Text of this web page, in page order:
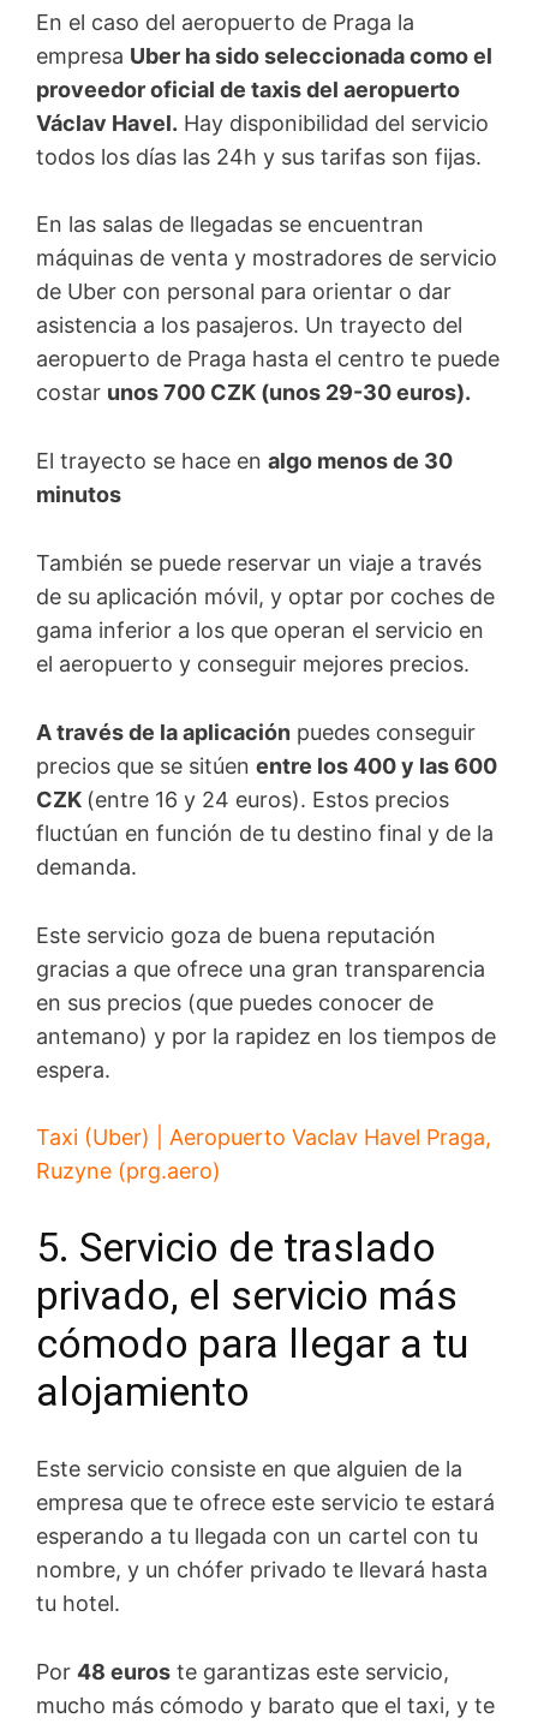
En el caso del aeropuerto de Praga la
empresa Uber ha sido seleccionada como el
proveedor oficial de taxis del aeropuerto
Václav Havel. Hay disponibilidad del servicio
todos los días las 24h y sus tarifas son fijas.
En las salas de llegadas se encuentran
máquinas de venta y mostradores de servicio
de Uber con personal para orientar o dar
asistencia a los pasajeros. Un trayecto del
aeropuerto de Praga hasta el centro te puede
costar unos 700 CZK (unos 29-30 euros).
El trayecto se hace en algo menos de 30
minutos
También se puede reservar un viaje a través
de su aplicación móvil, y optar por coches de
gama inferior a los que operan el servicio en
el aeropuerto y conseguir mejores precios.
A través de la aplicación puedes conseguir
precios que se sitúen entre los 400 y las 600
CZK (entre 16 y 24 euros). Estos precios
fluctúan en función de tu destino final y de la
demanda.
Este servicio goza de buena reputación
gracias a que ofrece una gran transparencia
en sus precios (que puedes conocer de
antemano) y por la rapidez en los tiempos de
espera.
Taxi (Uber) | Aeropuerto Vaclav Havel Praga,
Ruzyne (prg.aero)
5. Servicio de traslado
privado, el servicio más
cómodo para llegar a tu
alojamiento
Este servicio consiste en que alguien de la
empresa que te ofrece este servicio te estará
esperando a tu llegada con un cartel con tu
nombre, y un chófer privado te llevará hasta
tu hotel.
Por 48 euros te garantizas este servicio,
mucho más cómodo y barato que el taxi, y te